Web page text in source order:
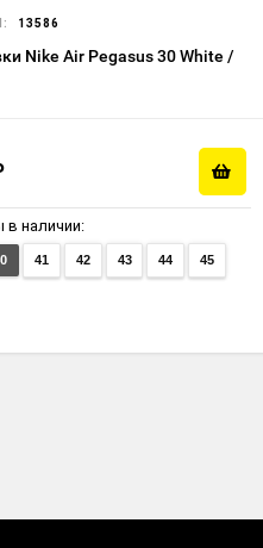
13586
Nike Air Pegasus 30 White /
в наличии:
41 42 43 44 45